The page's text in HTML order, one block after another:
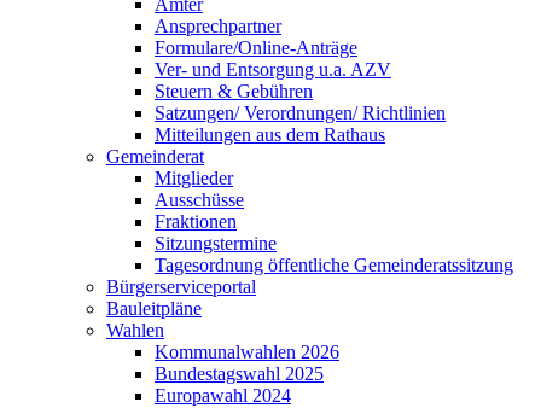
Ämter
Ansprechpartner
Formulare/Online-Anträge
Ver- und Entsorgung u.a. AZV
Steuern & Gebühren
Satzungen/ Verordnungen/ Richtlinien
Mitteilungen aus dem Rathaus
Gemeinderat
Mitglieder
Ausschüsse
Fraktionen
Sitzungstermine
Tagesordnung öffentliche Gemeinderatssitzung
Bürgerserviceportal
Bauleitpläne
Wahlen
Kommunalwahlen 2026
Bundestagswahl 2025
Europawahl 2024